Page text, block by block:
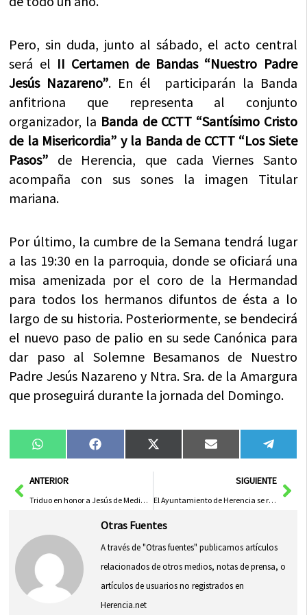
Pero, sin duda, junto al sábado, el acto central
será el II Certamen de Bandas “Nuestro Padre
Jesús Nazareno”. En él participarán la Banda
anfitriona que representa al conjunto
organizador, la Banda de CCTT “Santísimo Cristo
de la Misericordia” y la Banda de CCTT “Los Siete
Pasos” de Herencia, que cada Viernes Santo
acompaña con sus sones la imagen Titular
mariana.
Por último, la cumbre de la Semana tendrá lugar
a las 19:30 en la parroquia, donde se oficiará una
misa amenizada por el coro de la Hermandad
para todos los hermanos difuntos de ésta a lo
largo de su historia. Posteriormente, se bendecirá
el nuevo paso de palio en su sede Canónica para
dar paso al Solemne Besamanos de Nuestro
Padre Jesús Nazareno y Ntra. Sra. de la Amargura
que proseguirá durante la jornada del Domingo.
Compartir
en
WhatsAppCompartir
en
FacebookCompartir
en
X
(Twitter)
Compartir
en
Email
en
AntANTERIOR
Triduo en honor a Jesús de Medinaceli
SIGUIENTE
El Ayuntamiento de Herencia se reune con la Asociación de Autónomos ATA de Castilla-La Mancha
Otras Fuentes
A través de "Otras fuentes" publicamos artículos
relacionados de otros medios, notas de prensa, o
artículos de usuarios no registrados en
Herencia.net